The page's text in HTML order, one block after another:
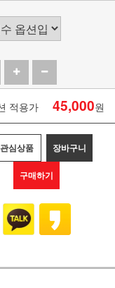
적용가 45,000원
관심상품 장바구니
구매하기